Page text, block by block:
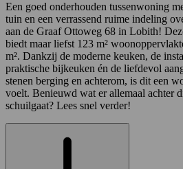
Een goed onderhouden tussenwoning
tuin en een verrassend ruime indeling
aan de Graaf Ottoweg 68 in Lobith!
biedt maar liefst 123 m²
m². Dankzij de moderne keuken, de
praktische bijkeuken én de liefdevol
stenen berging en achterom, is dit een
voelt. Benieuwd wat er allemaal achter
schuilgaat? Lees snel verder!